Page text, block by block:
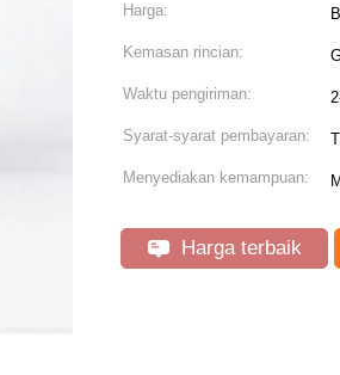
Harga:
Kemasan rincian:
Waktu pengiriman:
Syarat-syarat pembayaran:
Menyediakan kemampuan:
Harga terbaik